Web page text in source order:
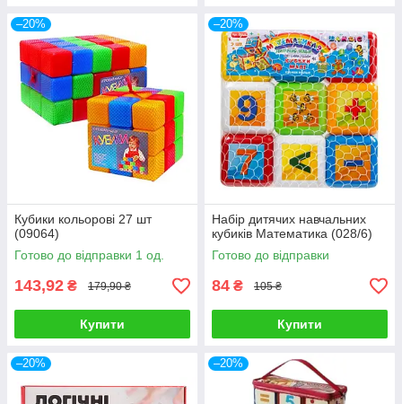
–20%
Кубики кольорові 27 шт
(09064)
Готово до відправки 1 од.
143,92 ₴ 179,90 ₴
Купити
–20%
Набір дитячих навчальних
кубиків Математика (028/6)
Готово до відправки
84 ₴ 105 ₴
Купити
–20% –20%